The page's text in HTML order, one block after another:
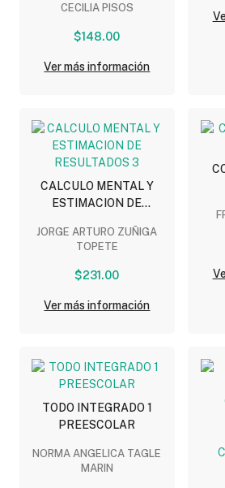
CECILIA PISOS
$148.00
Ver más información
CALCULO MENTAL Y
ESTIMACION DE
JORGE ARTURO ZUÑIGA
TOPETE
$231.00
Ver más información
TODO INTEGRADO 1
PREESCOLAR
NORMA ANGELICA TAGLE
MARIN